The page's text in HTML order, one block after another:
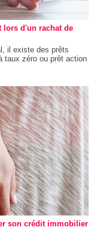
lors d'un rachat de
il existe des prêts
taux zéro ou prêt action
son crédit immobilier